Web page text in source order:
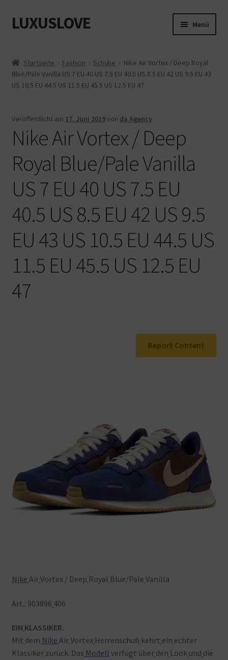
Zur
Navigation
Zum
Inhalt
LUXUSLOVE Menü
Cookie-Richtlinie (EU)
Impressum
Kasse
Mein Konto
Shop
Warenkorb
Startseite Fashion Schuhe
Nike Air Vortex / Deep Royal
Blue/Pale Vanilla US 7 EU 40 US 7.5 EU 40.5 US 8.5 EU 42 US 9.5 EU 43
US 10.5 EU 44.5 US 11.5 EU 45.5 US 12.5 EU 47
Veröffentlicht am 17. Juni 2019von da Agency
Nike Air Vortex / Deep
Royal Blue/Pale Vanilla
US 7 EU 40 US 7.5 EU
40.5 US 8.5 EU 42 US 9.5
EU 43 US 10.5 EU 44.5 US
11.5 EU 45.5 US 12.5 EU
47
Report Content
Nike AirVortex / Deep Royal Blue/Pale Vanilla
Art.: 903896 406
EIN KLASSIKER.
Mit dem Nike AirVortex Herrenschuh kehrt ein echter
Klassiker zurück. Das Modell verfügt über den Look und die